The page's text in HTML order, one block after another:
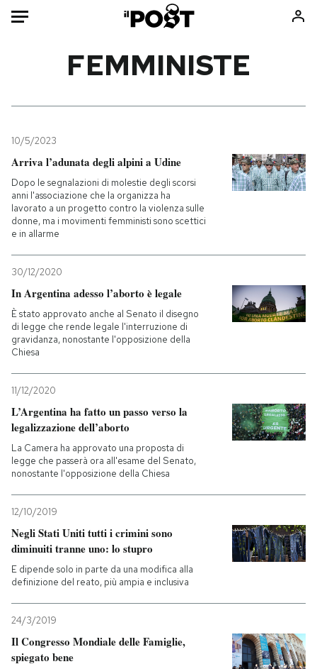
Mondo
Politica
Tecnologia
Internet
Scienza
Consumismi
Storie/Idee
Media
Mondiali calcio 2026
PODCAST
NEWSLETTER
CALENDARIO
AREA PERSONALE
FEMMINISTE
10/5/2023
Arriva l’adunata degli alpini a Udine
Dopo le segnalazioni di molestie degli scorsi
anni l'associazione che la organizza ha
lavorato a un progetto contro la violenza sulle
donne, ma i movimenti femministi sono scettici
e in allarme
30/12/2020
In Argentina adesso l’aborto è legale
È stato approvato anche al Senato il disegno
di legge che rende legale l'interruzione di
gravidanza, nonostante l'opposizione della
Chiesa
11/12/2020
L’Argentina ha fatto un passo verso la
legalizzazione dell’aborto
La Camera ha approvato una proposta di
legge che passerà ora all'esame del Senato,
nonostante l'opposizione della Chiesa
12/10/2019
Negli Stati Uniti tutti i crimini sono
diminuiti tranne uno: lo stupro
E dipende solo in parte da una modifica alla
definizione del reato, più ampia e inclusiva
24/3/2019
Il Congresso Mondiale delle Famiglie,
spiegato bene